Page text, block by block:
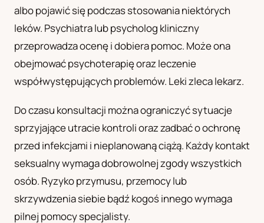
albo pojawić się podczas stosowania niektórych
leków. Psychiatra lub psycholog kliniczny
przeprowadza ocenę i dobiera pomoc. Może ona
obejmować psychoterapię oraz leczenie
współwystępujących problemów. Leki zleca lekarz.
Do czasu konsultacji można ograniczyć sytuacje
sprzyjające utracie kontroli oraz zadbać o ochronę
przed infekcjami i nieplanowaną ciążą. Każdy kontakt
seksualny wymaga dobrowolnej zgody wszystkich
osób. Ryzyko przymusu, przemocy lub
skrzywdzenia siebie bądź kogoś innego wymaga
pilnej pomocy specjalisty.